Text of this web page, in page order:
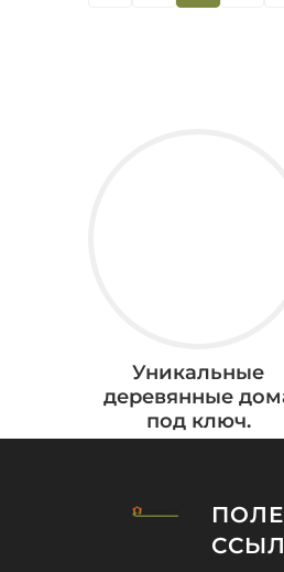
Уникальные
деревянные
под ключ.